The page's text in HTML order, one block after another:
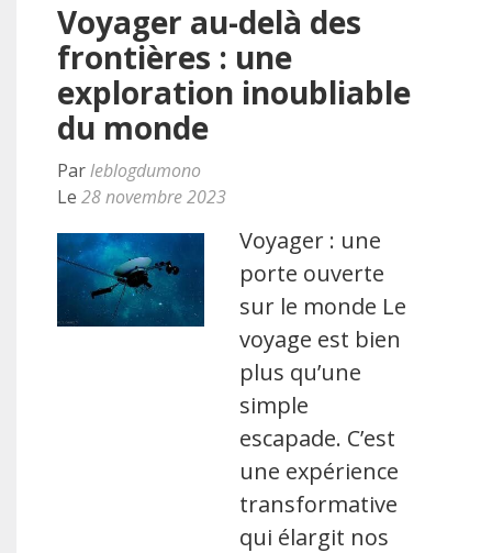
Voyager au-delà des
frontières : une
exploration inoubliable
du monde
Parleblogdumono
Le 28 novembre 2023
Voyager : une
porte ouverte
sur le monde Le
voyage est bien
plus qu’une
simple
escapade. C’est
une expérience
transformative
qui élargit nos